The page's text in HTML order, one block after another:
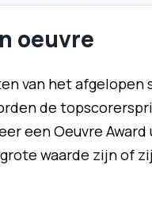
oeuvre
van het afgelopen
de
een Oeuvre
waarde zijn of